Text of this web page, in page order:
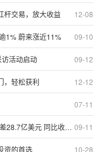
12-08
杆交易，放大收益
09-10
1% 蔚来涨近11%
09-12
访活动启动
12-12
，轻松获利
07-11
09-11
亿美元 同比收窄5.1%
10-28
资的首选